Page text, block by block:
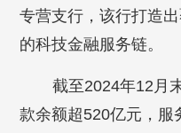
专营支行，该行打造
的科技金融服务链。
截至2024年12月
款余额超520亿元，服